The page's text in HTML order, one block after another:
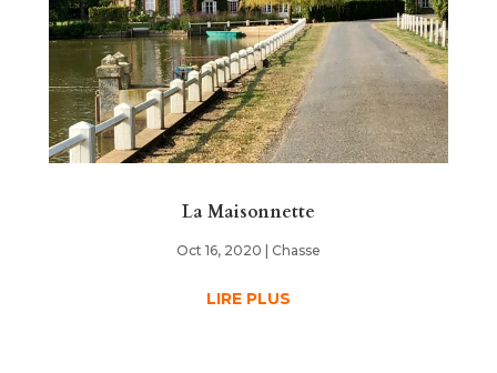
La Maisonnette
Oct 16, 2020 Chasse
LIRE PLUS